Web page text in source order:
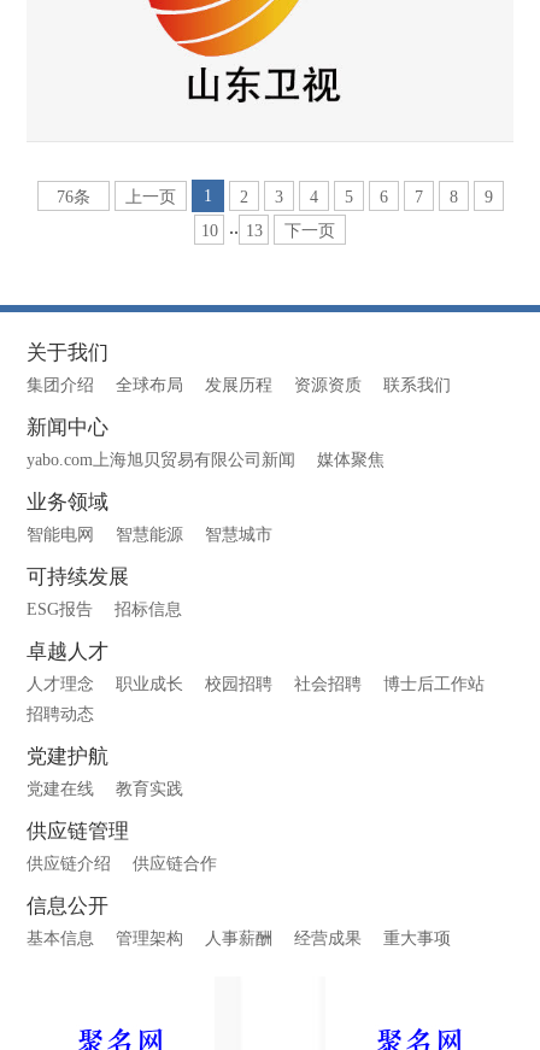
76条 上一页 1 2 3 4 5 6 7 8
9
10
.. 13 下一页
关于我们
集团介绍 全球布局 发展历程 资源资质 联系我们
新闻中心
yabo.com上海旭贝贸易有限公司新闻 媒体聚焦
业务领域
智能电网 智慧能源 智慧城市
可持续发展
ESG报告 招标信息
卓越人才
人才理念 职业成长 校园招聘 社会招聘
博士后工作站
招聘动态
党建护航
党建在线 教育实践
供应链管理
供应链介绍 供应链合作
信息公开
基本信息 管理架构 人事薪酬 经营成果 重大事项